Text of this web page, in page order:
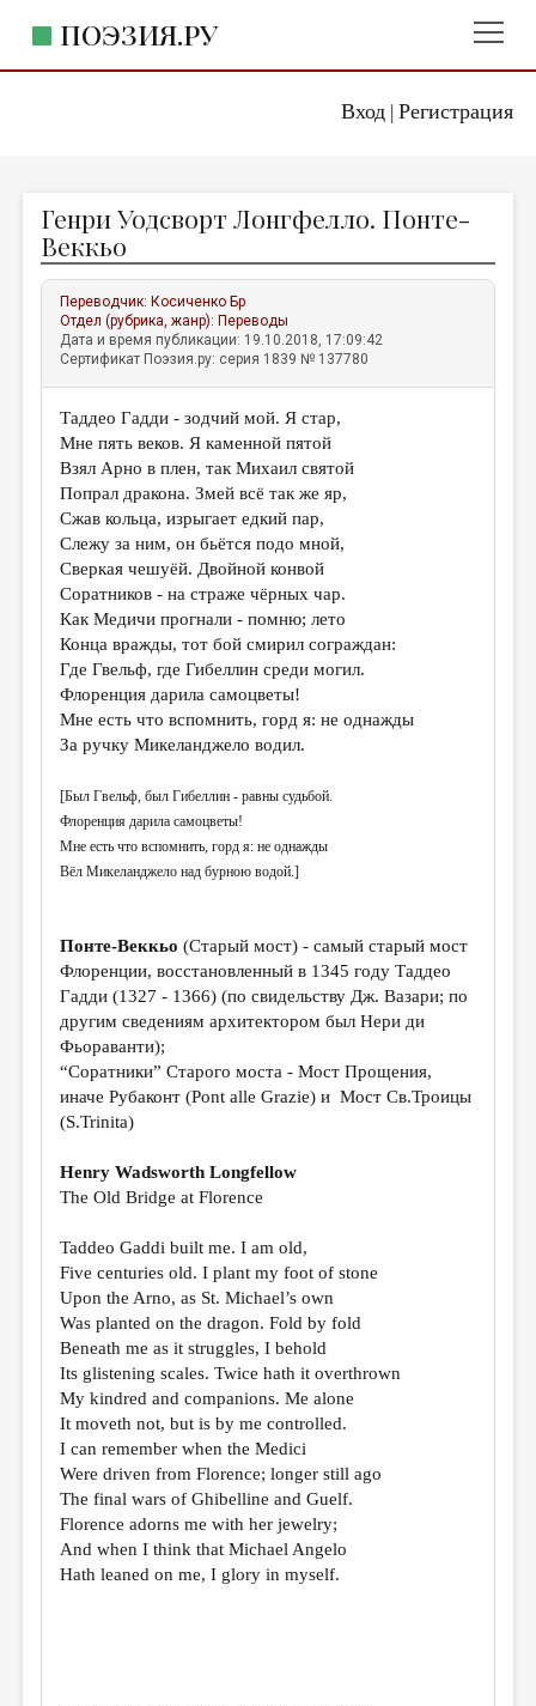
Вход| Регистрация
ПОЭЗИЯ.РУ
ЖАНРЫ
АВТОРЫ
КОММЕНТАРИИ
ЛИТСАЛОН
ПРАВИЛА САЙТА
ОТДЕЛЫ И РУБРИКИ
ИЗБРАННОЕ
ДАЙДЖЕСТ
ПРОИЗВЕДЕНИЯ
ПЕРЕВОДЫ
КОНКУРСЫ
ДЕТСКАЯ КОМНАТА
ОБЗОР ЛИТЕРАТУРЫ
СТРАНИЦЫ ПАМЯТИ
РЕДКОЛЛЕГИЯ
ОТ РЕДАКЦИИ
МАЛАЯ ПРОЗА
ЭССЕИСТИКА
ЛИТЕРАТУРОВЕДЕНИЕ
КУЛЬТУРОВЕДЕНИЕ
ПУБЛИЦИСТИКА
РЕЦЕНЗИРОВАНИЕ
ЦИКЛЫ ПУБЛИКАЦИЙ
ТРЕДИАКОВСКИЙ
МЕДИА
ВКОНТАКТЕ
Генри Уодсворт Лонгфелло. Понте-
Веккьо
Переводчик: Косиченко Бр
Отдел (рубрика, жанр): Переводы
Дата и время публикации: 19.10.2018, 17:09:42
Сертификат Поэзия.ру: серия 1839 № 137780
Таддео Гадди - зодчий мой. Я стар,
Мне пять веков. Я каменной пятой
Взял Арно в плен, так Михаил святой
Попрал дракона. Змей всё так же яр,
Сжав кольца, изрыгает едкий пар,
Слежу за ним, он бьётся подо мной,
Сверкая чешуёй. Двойной конвой
Соратников - на страже чёрных чар.
Как Медичи прогнали - помню; лето
Конца вражды, тот бой смирил сограждан:
Где Гвельф, где Гибеллин среди могил.
Флоренция дарила самоцветы!
Мне есть что вспомнить, горд я: не однажды
За ручку Микеланджело водил.
[Был Гвельф, был Гибеллин - равны судьбой.
Флоренция дарила самоцветы!
Мне есть что вспомнить, горд я: не однажды
Вёл Микеланджело над бурною водой.]
Понте-Веккьо (Старый мост) - самый старый мост
Флоренции, восстановленный в 1345 году Таддео
Гадди (1327 - 1366) (по свидельству Дж. Вазари; по
другим сведениям архитектором был Нери ди
Фьораванти);
“Соратники” Старого моста - Мост Прощения,
иначе Рубаконт (Pont alle Grazie) и Мост Св.Троицы
(S.Trinita)
Henry Wadsworth Longfellow
The Old Bridge at Florence
Taddeo Gaddi built me. I am old,
Five centuries old. I plant my foot of stone
Upon the Arno, as St. Michael’s own
Was planted on the dragon. Fold by fold
Beneath me as it struggles, I behold
Its glistening scales. Twice hath it overthrown
My kindred and companions. Me alone
It moveth not, but is by me controlled.
I can remember when the Medici
Were driven from Florence; longer still ago
The final wars of Ghibelline and Guelf.
Florence adorns me with her jewelry;
And when I think that Michael Angelo
Hath leaned on me, I glory in myself.